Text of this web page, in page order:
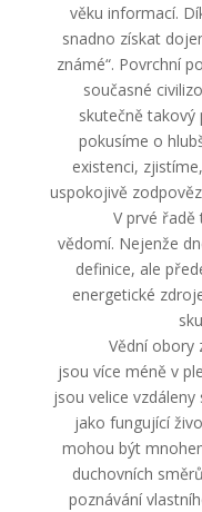
věku informací.
snadno získat
známé“. Povrchní
současné
skutečně takový
pokusíme o
existenci,
uspokojivě
V prvé řadě
vědomí. Nejenže
definice, ale
energetické
Vědní obory
jsou více méně v
jsou velice
jako fungující
mohou být
duchovních
poznávání